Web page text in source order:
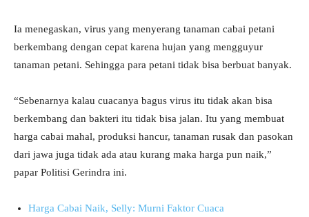
Ia menegaskan, virus yang menyerang tanaman cabai petani
berkembang dengan cepat karena hujan yang mengguyur
tanaman petani. Sehingga para petani tidak bisa berbuat banyak.
“Sebenarnya kalau cuacanya bagus virus itu tidak akan bisa
berkembang dan bakteri itu tidak bisa jalan. Itu yang membuat
harga cabai mahal, produksi hancur, tanaman rusak dan pasokan
dari jawa juga tidak ada atau kurang maka harga pun naik,”
papar Politisi Gerindra ini.
Harga Cabai Naik, Selly: Murni Faktor Cuaca